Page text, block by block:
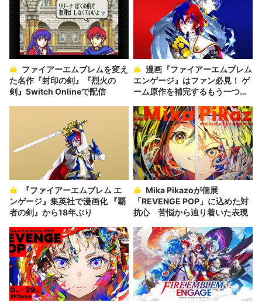
た名作『封印の剣』『烈火の
剣』Switch Onlineで配信
エンゲージ』はファン必見！ ゲ
ーム原作を補完するもう一つの
ンゲージ』集英社で漫画化 『覇
者の剣』から18年ぶり
「REVENGE POP」に込めた対
抗心 苦悩から辿り着いた表現